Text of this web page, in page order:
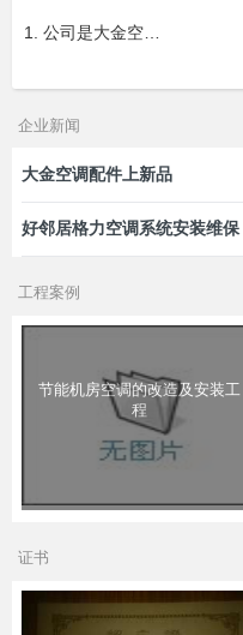
1. 公司是大金空…
企业新闻
大金空调配件上新品
好邻居格力空调系统安装维保
工程案例
节能机房空调的改造及安装工
程
证书